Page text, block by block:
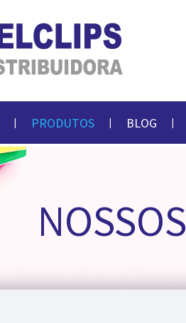
| PRODUTOS | BLOG |
NOSSOS